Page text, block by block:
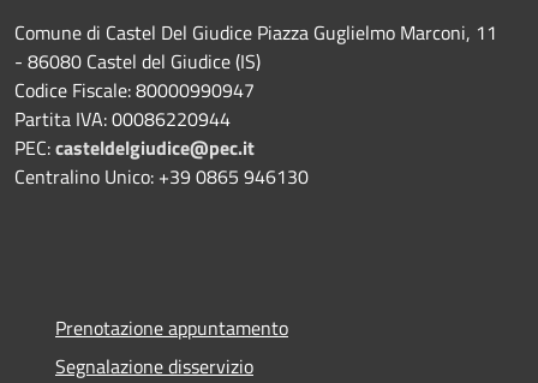
Comune di Castel Del Giudice Piazza Guglielmo Marconi, 11
- 86080 Castel del Giudice (IS)
Codice Fiscale: 80000990947
Partita IVA: 00086220944
PEC:casteldelgiudice@pec.it
Centralino Unico: +39 0865 946130
Prenotazione appuntamento
Segnalazione disservizio